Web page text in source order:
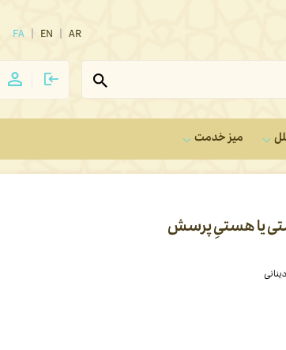
FA EN AR
میز خدمت
یا هستیِ پرسش